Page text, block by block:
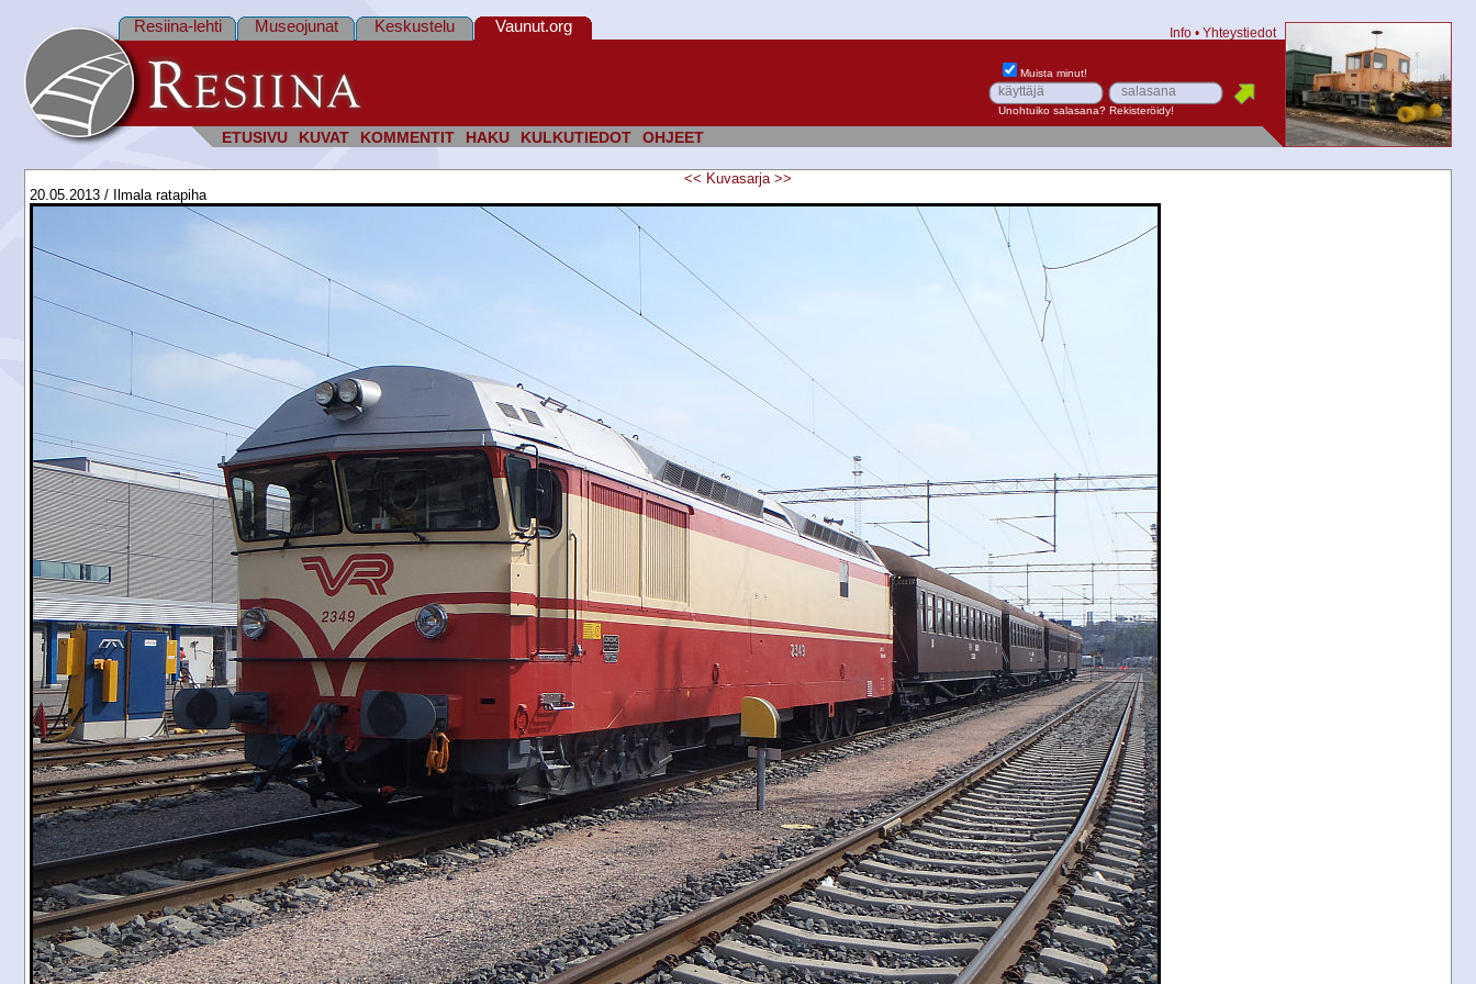
ETUSIVU KUVAT KOMMENTIT HAKU KULKUTIEDOT OHJEET
Resiina-lehti Museojunat Keskustelu Vaunut.org Info • Yhteystiedot
Muista minut!
Unohtuiko salasana? Rekisteröidy!
<< Kuvasarja >>
20.05.2013 / Ilmala ratapiha